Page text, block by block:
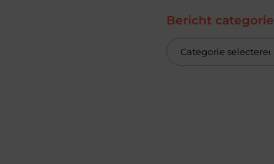
Bericht categorie